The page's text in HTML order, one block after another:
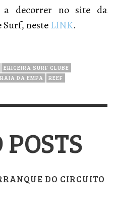
a decorrer no site da
Surf, nesteLINK.
ERICEIRA SURF CLUBE
DA EMPA REEF
DO CIRCUITO